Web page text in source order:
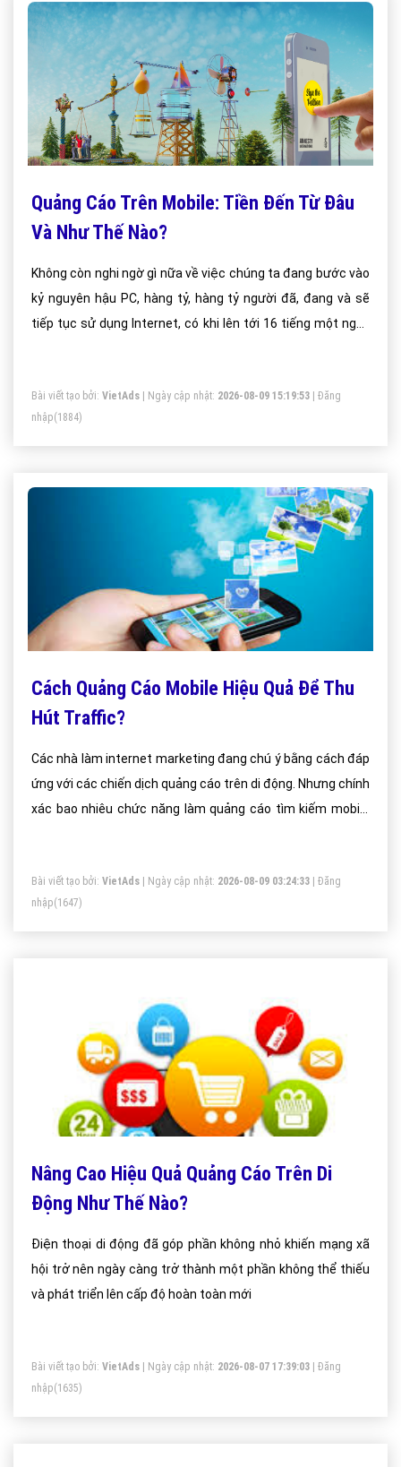
Quảng Cáo Trên Mobile: Tiền Đến Từ Đâu
Và Như Thế Nào?
Không còn nghi ngờ gì nữa về việc chúng ta đang bước vào
kỷ nguyên hậu PC, hàng tỷ, hàng tỷ người đã, đang và sẽ
tiếp tục sử dụng Internet, có khi lên tới 16 tiếng một ngày
Bài viết tạo bởi: VietAds | Ngày cập nhật: 2026-08-09 15:19:53
Đăng
nhập(1884)
Cách Quảng Cáo Mobile Hiệu Quả Để Thu
Hút Traffic?
Các nhà làm internet marketing đang chú ý bằng cách đáp
ứng với các chiến dịch quảng cáo trên di động. Nhưng chính
xác bao nhiêu chức năng làm quảng cáo tìm kiếm mobile
Bài viết tạo bởi: VietAds | Ngày cập nhật: 2026-08-09 03:24:33
Đăng
nhập(1647)
Nâng Cao Hiệu Quả Quảng Cáo Trên Di
Động Như Thế Nào?
Điện thoại di động đã góp phần không nhỏ khiến mạng xã
hội trở nên ngày càng trở thành một phần không thể thiếu
và phát triển lên cấp độ hoàn toàn mới
Bài viết tạo bởi: VietAds | Ngày cập nhật: 2026-08-07 17:39:03
Đăng
nhập(1635)